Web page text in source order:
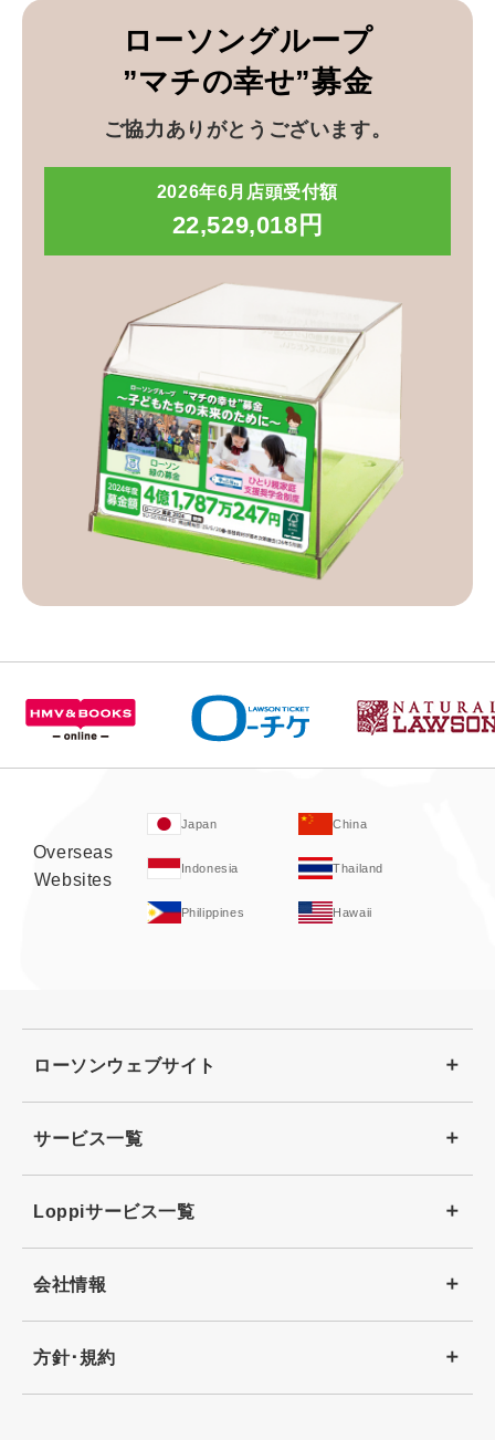
ローソングループ
”マチの幸せ”募金
ご協力ありがとうございます。
2026年6月店頭受付額
22,529,018円
Overseas
Websites
Japan China
Indonesia Thailand
Philippines Hawaii
ローソンウェブサイト
サービス一覧
Loppiサービス一覧
会社情報
方針･規約